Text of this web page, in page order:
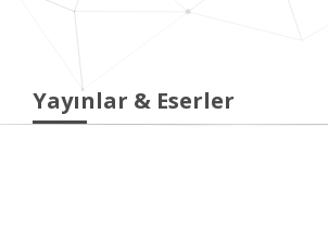
Yayınlar & Eserler